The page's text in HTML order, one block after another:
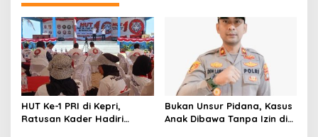
HUT Ke-1 PRI di Kepri,
Ratusan Kader Hadiri
Bukan Unsur Pidana, Kasus
Anak Dibawa Tanpa Izin di